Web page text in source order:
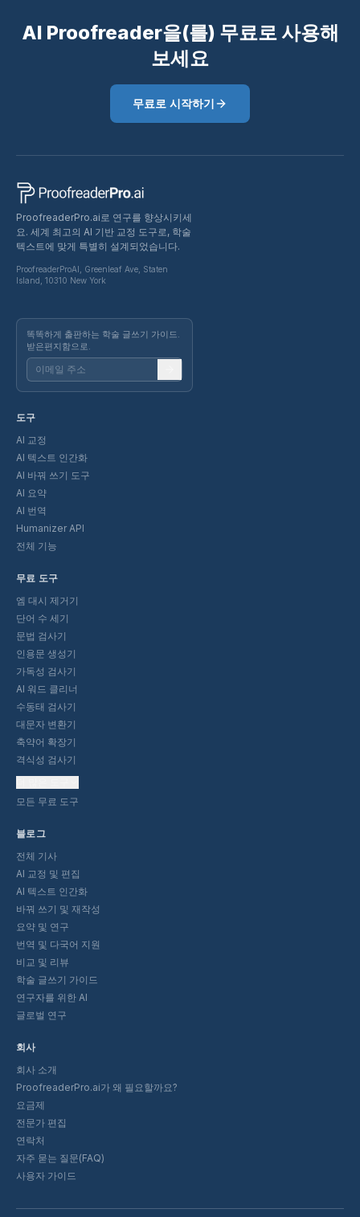
AI Proofreader을(를) 무료로 사용해
보세요
무료로 시작하기
ProofreaderPro.ai로 연구를 향상시키세
요. 세계 최고의 AI 기반 교정 도구로, 학술
텍스트에 맞게 특별히 설계되었습니다.
ProofreaderProAI, Greenleaf Ave, Staten
Island, 10310 New York
똑똑하게 출판하는 학술 글쓰기 가이드.
받은편지함으로.
도구
AI 교정
AI 텍스트 인간화
AI 바꿔 쓰기 도구
AI 요약
AI 번역
Humanizer API
전체 기능
무료 도구
엠 대시 제거기
단어 수 세기
문법 검사기
인용문 생성기
가독성 검사기
AI 워드 클리너
수동태 검사기
대문자 변환기
축약어 확장기
격식성 검사기
모든 무료 도구
블로그
전체 기사
AI 교정 및 편집
AI 텍스트 인간화
바꿔 쓰기 및 재작성
요약 및 연구
번역 및 다국어 지원
비교 및 리뷰
학술 글쓰기 가이드
연구자를 위한 AI
글로벌 연구
회사
회사 소개
ProofreaderPro.ai가 왜 필요할까요?
요금제
전문가 편집
연락처
자주 묻는 질문(FAQ)
사용자 가이드